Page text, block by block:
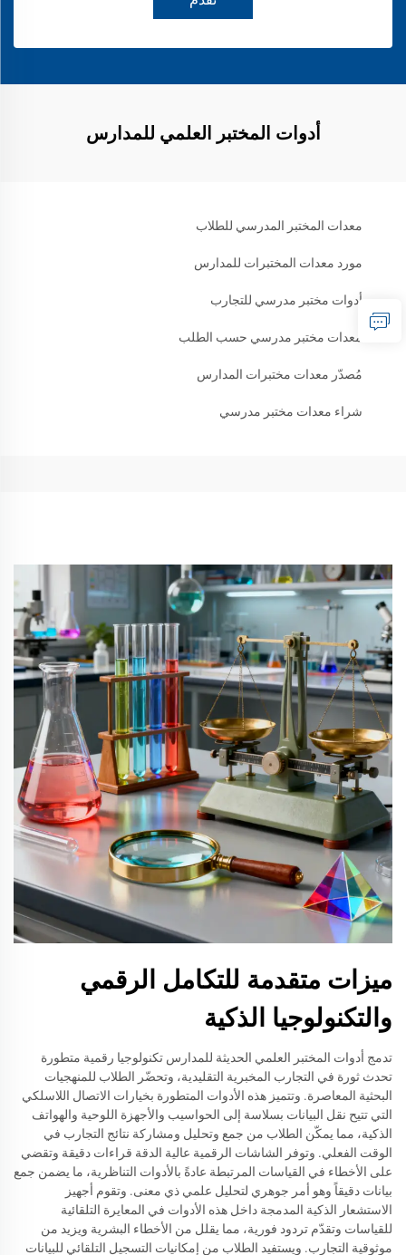
أدوات المختبر العلمي للمدارس
معدات المختبر المدرسي للطلاب
مورد معدات المختبرات للمدارس
أدوات مختبر مدرسي للتجارب
معدات مختبر مدرسي حسب الطلب
مُصدّر معدات مختبرات المدارس
شراء معدات مختبر مدرسي
ميزات متقدمة للتكامل الرقمي
والتكنولوجيا الذكية
تدمج أدوات المختبر العلمي الحديثة للمدارس تكنولوجيا رقمية متطورة
تحدث ثورة في التجارب المخبرية التقليدية، وتحضّر الطلاب للمنهجيات
البحثية المعاصرة. وتتميز هذه الأدوات المتطورة بخيارات الاتصال اللاسلكي
التي تتيح نقل البيانات بسلاسة إلى الحواسيب والأجهزة اللوحية والهواتف
الذكية، مما يمكّن الطلاب من جمع وتحليل ومشاركة نتائج التجارب في
الوقت الفعلي. وتوفر الشاشات الرقمية عالية الدقة قراءات دقيقة وتقضي
على الأخطاء في القياسات المرتبطة عادةً بالأدوات التناظرية، ما يضمن جمع
بيانات دقيقاً وهو أمر جوهري لتحليل علمي ذي معنى. وتقوم أجهيز
الاستشعار الذكية المدمجة داخل هذه الأدوات في المعايرة التلقائية
للقياسات وتقدّم تردود فورية، مما يقلل من الأخطاء البشرية ويزيد من
موثوقية التجارب. ويستفيد الطلاب من إمكانيات التسجيل التلقائي للبيانات